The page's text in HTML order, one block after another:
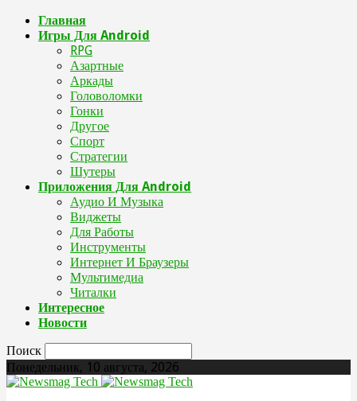
Главная
Игры Для Android
RPG
Азартные
Аркады
Головоломки
Гонки
Другое
Спорт
Стратегии
Шутеры
Приложения Для Android
Аудио И Музыка
Виджеты
Для Работы
Инструменты
Интернет И Браузеры
Мультимедиа
Читалки
Интересное
Новости
Поиск
Понедельник, 10 августа, 2026